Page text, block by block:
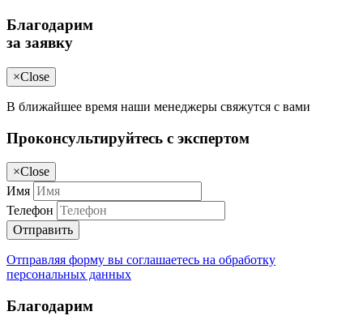
Благодарим
за заявку
×Close
В ближайшее время наши менеджеры свяжутся с вами
Проконсультируйтесь с экспертом
×Close
Имя
Телефон
Отправить
Отправляя форму вы соглашаетесь на обработку
персональных данных
Благодарим